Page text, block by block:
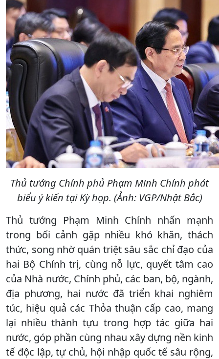
Thủ tướng Chính phủ Phạm Minh Chính phát
biểu ý kiến tại Kỳ họp. (Ảnh: VGP/Nhật Bắc)
Thủ tướng Phạm Minh Chính nhấn mạnh
trong bối cảnh gặp nhiều khó khăn, thách
thức, song nhờ quán triệt sâu sắc chỉ đạo của
hai Bộ Chính trị, cùng nỗ lực, quyết tâm cao
của Nhà nước, Chính phủ, các ban, bộ, ngành,
địa phương, hai nước đã triển khai nghiêm
túc, hiệu quả các Thỏa thuận cấp cao, mang
lại nhiều thành tựu trong hợp tác giữa hai
nước, góp phần cùng nhau xây dựng nền kinh
tế độc lập, tự chủ, hội nhập quốc tế sâu rộng,